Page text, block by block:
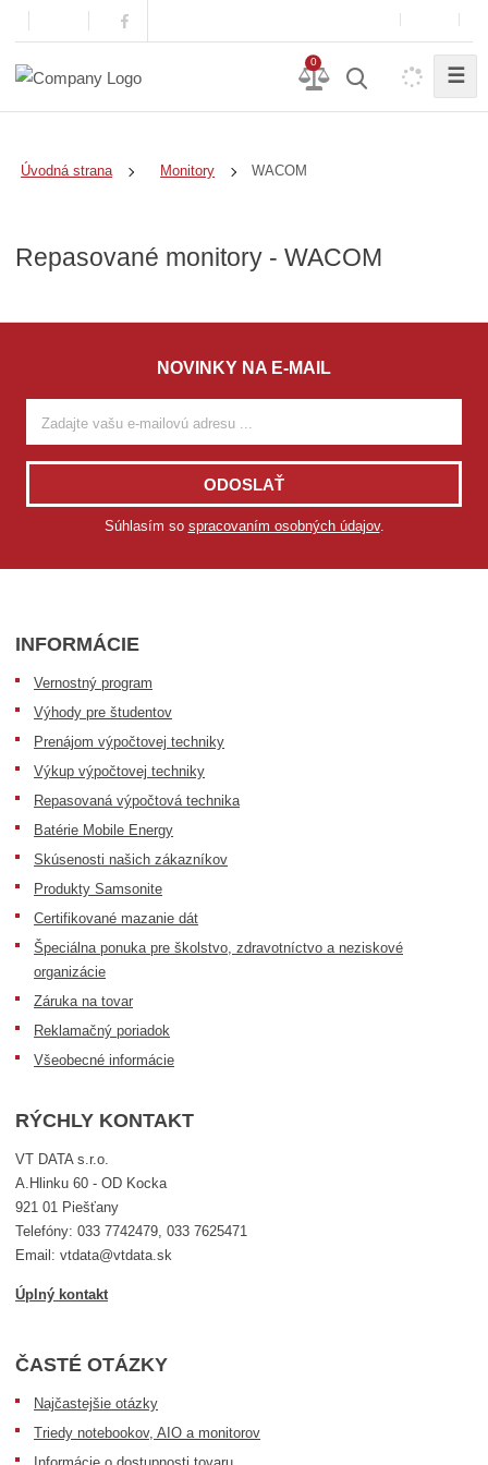
0
☰
Úvodná strana Monitory WACOM
Repasované monitory - WACOM
NOVINKY NA E-MAIL
ODOSLAŤ
Súhlasím so spracovaním osobných údajov.
INFORMÁCIE
Vernostný program
Výhody pre študentov
Prenájom výpočtovej techniky
Výkup výpočtovej techniky
Repasovaná výpočtová technika
Batérie Mobile Energy
Skúsenosti našich zákazníkov
Produkty Samsonite
Certifikované mazanie dát
Špeciálna ponuka pre školstvo, zdravotníctvo a neziskové
organizácie
Záruka na tovar
Reklamačný poriadok
Všeobecné informácie
RÝCHLY KONTAKT
VT DATA s.r.o.
A.Hlinku 60 - OD Kocka
921 01 Piešťany
Telefóny: 033 7742479, 033 7625471
Email: vtdata@vtdata.sk
Úplný kontakt
ČASTÉ OTÁZKY
Najčastejšie otázky
Triedy notebookov, AIO a monitorov